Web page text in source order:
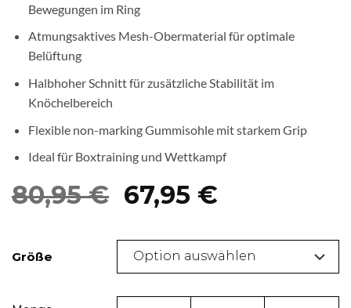
Bewegungen im Ring
Atmungsaktives Mesh-Obermaterial für optimale
Belüftung
Halbhoher Schnitt für zusätzliche Stabilität im
Knöchelbereich
Flexible non-marking Gummisohle mit starkem Grip
Ideal für Boxtraining und Wettkampf
80,95€ Ursprünglicher
war:
80,95 €
67,95 €Aktueller
ist:
67,95 €.
Größe